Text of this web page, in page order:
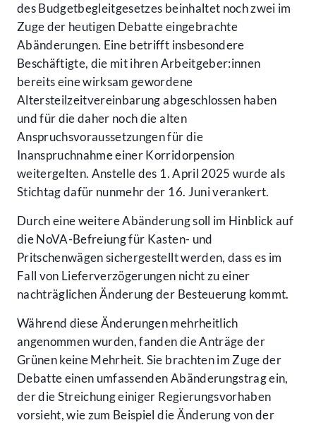
des Budgetbegleitgesetzes beinhaltet noch zwei im
Zuge der heutigen Debatte eingebrachte
Abänderungen. Eine betrifft insbesondere
Beschäftigte, die mit ihren Arbeitgeber:innen
bereits eine wirksam gewordene
Altersteilzeitvereinbarung abgeschlossen haben
und für die daher noch die alten
Anspruchsvoraussetzungen für die
Inanspruchnahme einer Korridorpension
weitergelten. Anstelle des 1. April 2025 wurde als
Stichtag dafür nunmehr der 16. Juni verankert.
Durch eine weitere Abänderung soll im Hinblick auf
die NoVA-Befreiung für Kasten- und
Pritschenwägen sichergestellt werden, dass es im
Fall von Lieferverzögerungen nicht zu einer
nachträglichen Änderung der Besteuerung kommt.
Während diese Änderungen mehrheitlich
angenommen wurden, fanden die Anträge der
Grünen keine Mehrheit. Sie brachten im Zuge der
Debatte einen umfassenden Abänderungstrag ein,
der die Streichung einiger Regierungsvorhaben
vorsieht, wie zum Beispiel die Änderung von der